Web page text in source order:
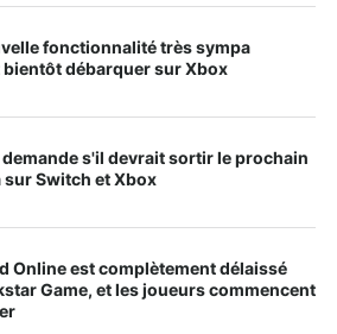
fonctionnalité très sympa
débarquer sur Xbox
demande s'il devrait sortir le prochain
sur Switch et Xbox
Online est complètement délaissé
Game, et les joueurs commencent